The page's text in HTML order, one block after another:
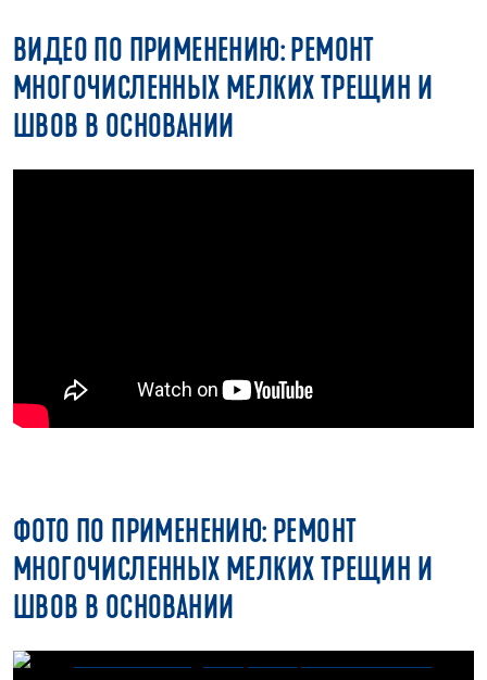
ВИДЕО ПО ПРИМЕНЕНИЮ: РЕМОНТ
МНОГОЧИСЛЕННЫХ МЕЛКИХ ТРЕЩИН И
ШВОВ В ОСНОВАНИИ
ФОТО ПО ПРИМЕНЕНИЮ: РЕМОНТ
МНОГОЧИСЛЕННЫХ МЕЛКИХ ТРЕЩИН И
ШВОВ В ОСНОВАНИИ